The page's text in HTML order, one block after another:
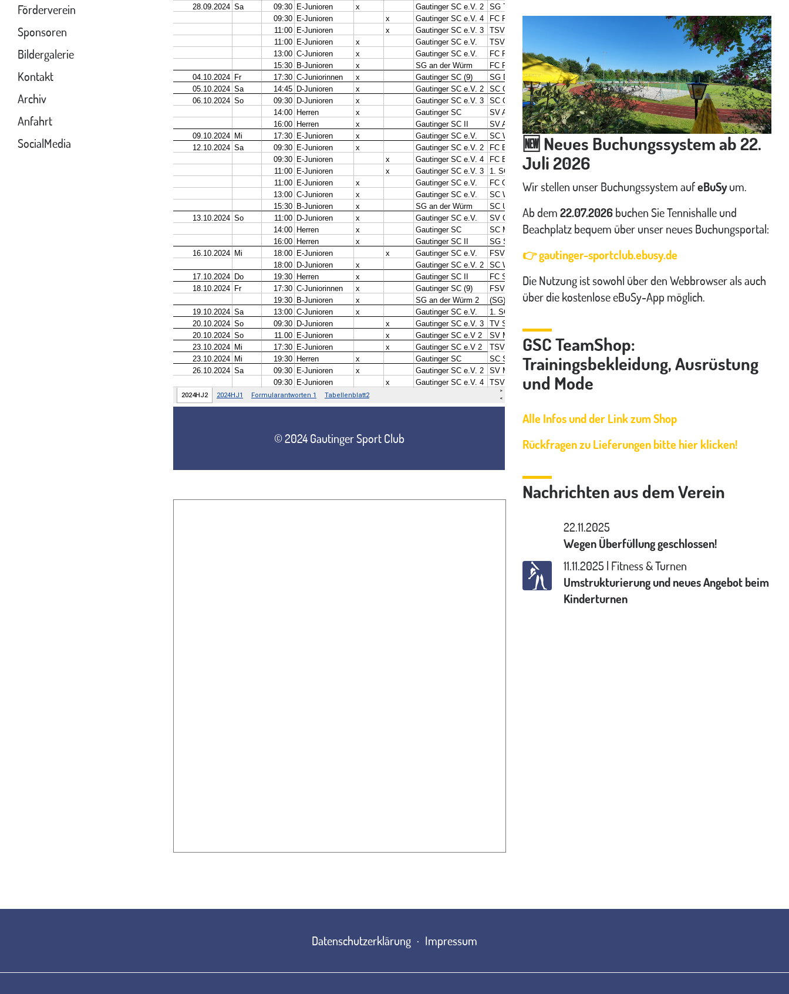
Förderverein
Sponsoren
Bildergalerie
Kontakt
Archiv
Anfahrt
SocialMedia
© 2024 Gautinger Sport Club
🆕 Neues Buchungssystem ab 22.
Juli 2026
Wir stellen unser Buchungssystem aufeBuSyum.
Ab dem22.07.2026buchen Sie Tennishalle und
Beachplatz bequem über unser neues Buchungsportal:
👉 gautinger-sportclub.ebusy.de
Die Nutzung ist sowohl über den Webbrowser als auch
über die kostenlose eBuSy-App möglich.
GSC TeamShop:
Trainingsbekleidung, Ausrüstung
und Mode
Alle Infos und der Link zum Shop
Rückfragen zu Lieferungen bitte hier klicken!
Nachrichten aus dem Verein
22.11.2025
Wegen Überfüllung geschlossen!
11.11.2025 | Fitness & Turnen
Umstrukturierung und neues Angebot beim
Kinderturnen
Datenschutzerklärung Impressum